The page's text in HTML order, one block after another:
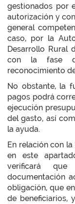
gestionados por
autorización y
general
caso, por la
Desarrollo Rural
con la fase
reconocimiento
No obstante, la
pagos podrá
ejecución
del gasto, así
la ayuda.
En relación con
en este
verificará
documentación
obligación, que
de beneficiarios,